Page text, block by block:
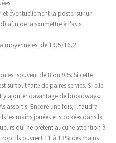
éventuellement la poster sur un
afin de la soumettre à l’avis
moyenne est de 19,5/16,2
est souvent de 8 ou 9%. Si cette
surtout faite de paires servies. Si elle
y ajouter davantage de broadways,
assortis. Encore une fois, il faudra
les mains jouées et stockées dans la
qui ne prêtent aucune attention à
Ils ouvrent 11 à 13% des mains